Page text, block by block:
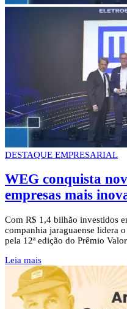
DESTAQUE EMPRESARIAL
WEG conquista
empresas mais
Com R$ 1,4 bilhão investidos
companhia jaraguaense lidera
pela 12ª edição do Prêmio
Leia mais